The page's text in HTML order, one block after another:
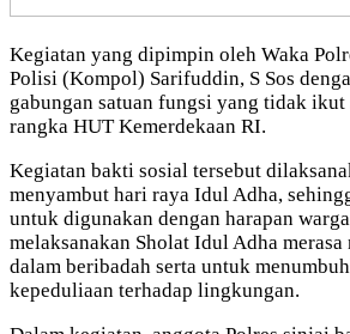
Kegiatan yang dipimpin oleh Waka
Polisi (Kompol) Sarifuddin, S Sos
gabungan satuan fungsi yang tidak ikut
rangka HUT Kemerdekaan RI.
Kegiatan bakti sosial tersebut
menyambut hari raya Idul Adha,
untuk digunakan dengan harapan
melaksanakan Sholat Idul Adha
dalam beribadah serta untuk
kepeduliaan terhadap lingkungan.